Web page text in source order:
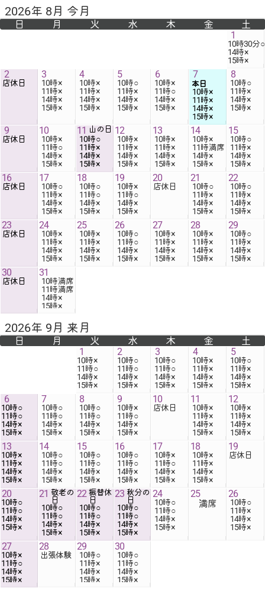
1
10時 ×
11時 ○
14時 ×
15時×
2
10時 ○
11時 ○
14時 ×
15時×
3
10時 ○
11時 ○
14時 ×
15時×
4
10時 ×
11時 ×
14時 ×
15時×
5
10時 ○
11時 ×
14時 ×
15時×
6
10時
11時
14時
15時×
7
10時 ○
11時 ○
14時 ×
15時×
8
10時 ○
11時 ○
14時 ×
15時×
9
10時 ×
11時 ○
14時 ×
15時×
10
店休日
11
10時 ×
11時 ×
14時 ×
15時×
12
10時 ×
11時 ×
14時 ×
15時×
13
10時
11時
14時
15時×
14
10時 ○
11時 ○
14時 ×
15時×
15
10時 ○
11時 ○
14時 ×
15時×
16
10時 ○
11時 ○
14時 ×
15時×
17
10時 ×
11時 ○
14時 ×
15時×
18
10時 ×
11時 ×
14時 ×
15時×
19
店休日
20
10時
11時
14時
15時×
21 敬老の
日
10時 ○
11時 ○
14時 ×
15時×
22 振替休
日
10時 ○
11時 ○
14時 ×
15時×
23 秋分の
日
10時 ○
11時 ○
14時 ×
15時×
24
10時 ○
11時 ○
14時 ×
15時×
25
満席
26
10時 ○
11時 ×
14時 ×
15時×
27
10時
11時
14時
15時×
28
出張体験
29
10時 ○
11時 ×
14時 ×
15時×
30
10時 ○
11時 ○
14時 ×
15時×
2026年 9月 来月
日 月 火 水 木 金 土
1
10時30分 ○
14時 ×
15時×
2
店休日
3
10時 ×
11時 ×
14時 ×
15時×
4
10時 ×
11時 ×
14時 ×
15時×
5
10時 ○
11時 ×
14時 ×
15時×
6
10時 ×
11時 ○
14時 ×
15時×
7
本日
10時 ×
11時 ×
14時 ×
15時×
8
10時 ○
11時 ×
14時 ×
15時×
9
店休日
10
10時 ×
11時 ○
14時 ×
15時×
11 山の日
10時 ○
11時 ×
14時 ×
15時×
12
10時 ×
11時 ×
14時 ×
15時×
13
10時 ×
11時 ×
14時 ×
15時×
14
10時 ×
11時
14時 ×
15時×
15
10時 ○
11時 ×
14時 ×
15時×
16
店休日
17
10時 ○
11時 ×
14時 ×
15時×
18
10時 ○
11時 ○
14時 ×
15時×
19
10時 ×
11時 ○
14時 ×
15時×
20
店休日
21
10時 ○
11時 ×
14時 ×
15時×
22
10時 ○
11時 ×
14時 ×
15時×
23
店休日
24
10時 ×
11時 ×
14時 ×
15時×
25
10時 ×
11時 ×
14時 ×
15時×
26
10時 ○
11時 ○
14時 ×
15時×
27
10時 ×
11時 ×
14時 ×
15時×
28
10時 ×
11時 ×
14時 ×
15時×
29
10時 ○
11時 ×
14時 ×
15時×
30
店休日
31
10時
満席
11時
満席
14時 ×
15時×
2026年 8月 今月
日 月 火 水 木 金 土